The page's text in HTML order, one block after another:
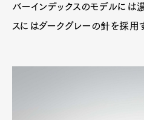
バーインデックスのモデルには
スにはダークグレーの針を採用す